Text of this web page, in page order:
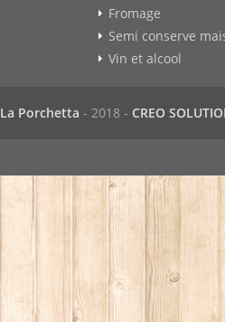
Fromage
Semi conserve
Vin et alcool
La Porchetta - 2018 - CREO